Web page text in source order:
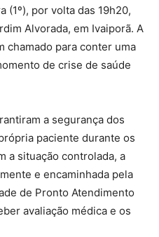
por volta das 19h20,
Alvorada, em Ivaiporã. A
chamado para conter uma
de crise de saúde
a segurança dos
paciente durante os
a situação controlada, a
e encaminhada pela
de Pronto Atendimento
avaliação médica e os